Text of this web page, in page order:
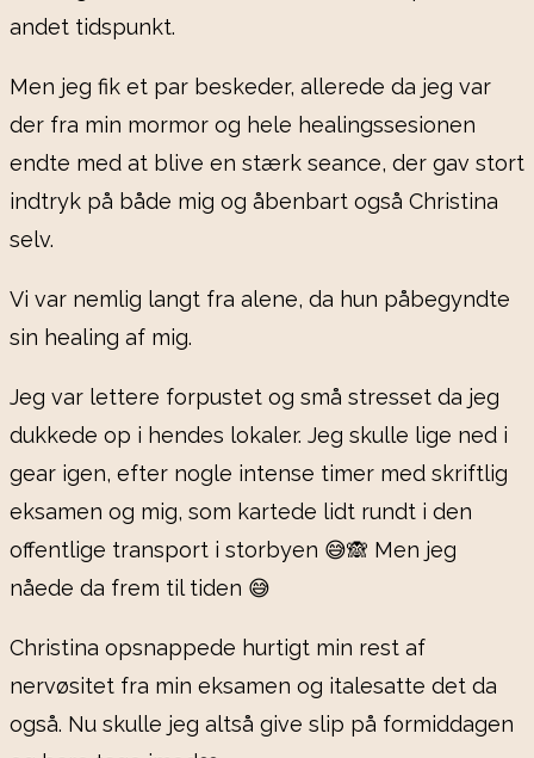
andet tidspunkt.
Men jeg fik et par beskeder, allerede da jeg var
der fra min mormor og hele healingssesionen
endte med at blive en stærk seance, der gav stort
indtryk på både mig og åbenbart også Christina
selv.
Vi var nemlig langt fra alene, da hun påbegyndte
sin healing af mig.
Jeg var lettere forpustet og små stresset da jeg
dukkede op i hendes lokaler. Jeg skulle lige ned i
gear igen, efter nogle intense timer med skriftlig
eksamen og mig, som kartede lidt rundt i den
offentlige transport i storbyen 😅🙈 Men jeg
nåede da frem til tiden 😅
Christina opsnappede hurtigt min rest af
nervøsitet fra min eksamen og italesatte det da
også. Nu skulle jeg altså give slip på formiddagen